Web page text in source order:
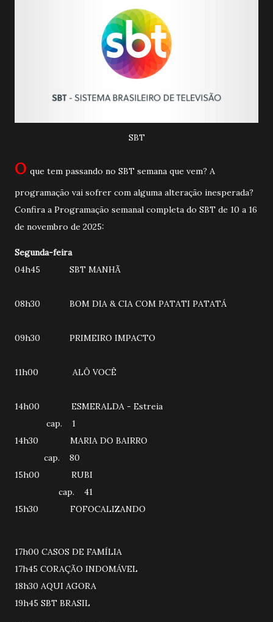
SBT
O que tem passando no SBT semana que vem? A
programação vai sofrer com alguma alteração inesperada?
Confira a Programação semanal completa do SBT de 10 a 16
de novembro de 2025:
Segunda-feira
04h45 SBT MANHÃ
08h30 BOM DIA & CIA COM PATATI PATATÁ
09h30 PRIMEIRO IMPACTO
11h00 ALÔ VOCÊ
14h00 ESMERALDA - Estreia
cap. 1
14h30 MARIA DO BAIRRO
cap. 80
15h00 RUBI
cap. 41
15h30 FOFOCALIZANDO
17h00 CASOS DE FAMÍLIA
17h45 CORAÇÃO INDOMÁVEL
18h30 AQUI AGORA
19h45 SBT BRASIL